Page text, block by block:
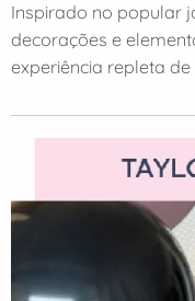
Inspirado no popular
decorações e
experiência repleta